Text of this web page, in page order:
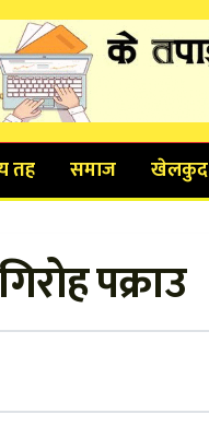
तह समाज खेलकुद
पक्राउ